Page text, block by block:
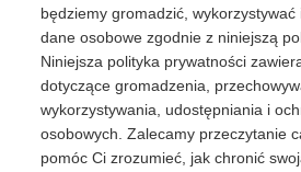
będziemy gromadzić,
dane osobowe zgodnie z niniejszą
Niniejsza polityka prywatności
dotyczące gromadzenia,
wykorzystywania, udostępniania i
osobowych. Zalecamy przeczytanie
pomóc Ci zrozumieć, jak chronić